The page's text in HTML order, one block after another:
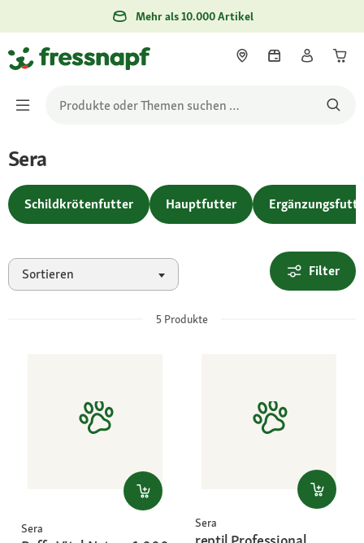
Mehr als 10.000 Artikel
Sera
Schildkrötenfutter Hauptfutter
Sortieren Filter
5 Produkte
Sera Sera